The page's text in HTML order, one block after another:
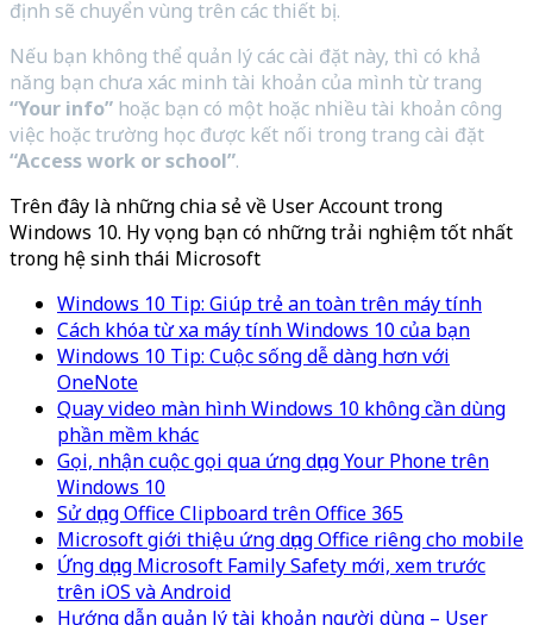
định sẽ chuyển vùng trên các thiết bị.
Nếu bạn không thể quản lý các cài đặt này, thì có khả
năng bạn chưa xác minh tài khoản của mình từ trang
“Your info” hoặc bạn có một hoặc nhiều tài khoản công
việc hoặc trường học được kết nối trong trang cài đặt
“Access work or school”.
Trên đây là những chia sẻ về User Account trong
Windows 10. Hy vọng bạn có những trải nghiệm tốt nhất
trong hệ sinh thái Microsoft
Windows 10 Tip: Giúp trẻ an toàn trên máy tính
Cách khóa từ xa máy tính Windows 10 của bạn
Windows 10 Tip: Cuộc sống dễ dàng hơn với
OneNote
Quay video màn hình Windows 10 không cần dùng
phần mềm khác
Gọi, nhận cuộc gọi qua ứng dụng Your Phone trên
Windows 10
Sử dụng Office Clipboard trên Office 365
Microsoft giới thiệu ứng dụng Office riêng cho mobile
Ứng dụng Microsoft Family Safety mới, xem trước
trên iOS và Android
Hướng dẫn quản lý tài khoản người dùng – User